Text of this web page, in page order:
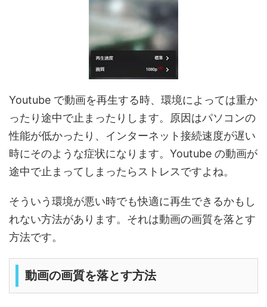
Youtube で動画を再生する時、環境によっては重か
ったり途中で止まったりします。原因はパソコンの
性能が低かったり、インターネット接続速度が遅い
時にそのような症状になります。Youtube の動画が
途中で止まってしまったらストレスですよね。
そういう環境が悪い時でも快適に再生できるかもし
れない方法があります。それは動画の画質を落とす
方法です。
動画の画質を落とす方法